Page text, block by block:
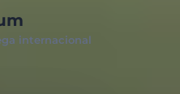
internacional